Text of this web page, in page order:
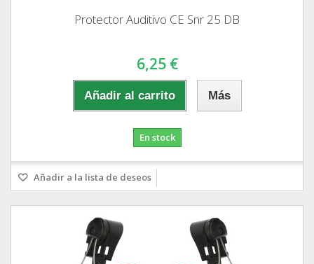
Protector Auditivo CE Snr 25 DB
6,25 €
Añadir al carrito Más
En stock
Añadir a la lista de deseos